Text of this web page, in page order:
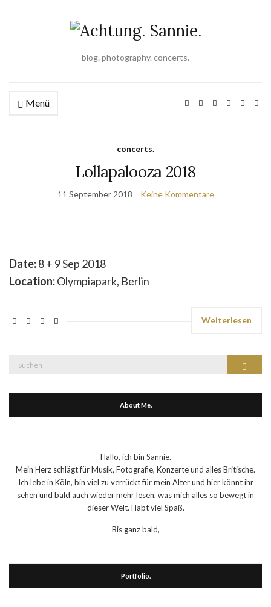
blog. photography. concerts.
Menü
concerts.
Lollapalooza 2018
11 September 2018 Keine Kommentare
Date:8 + 9 Sep 2018
Location:Olympiapark, Berlin
Weiterlesen
About Me.
Hallo, ich bin Sannie.
Mein Herz schlägt für Musik, Fotografie, Konzerte und alles Britische.
Ich lebe in Köln, bin viel zu verrückt für mein Alter und hier könnt ihr
sehen und bald auch wieder mehr lesen, was mich alles so bewegt in
dieser Welt. Habt viel Spaß.
Bis ganz bald,
Portfolio.